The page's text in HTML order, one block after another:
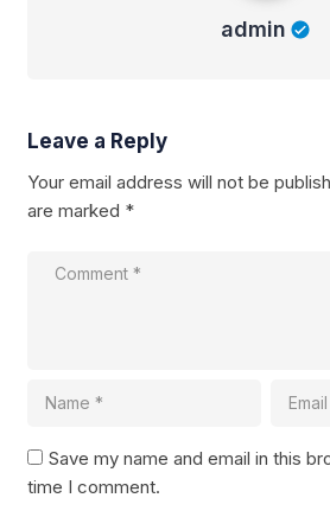
admin
Leave a Reply
Your email address will not be
are marked *
Save my name and email in this
time I comment.